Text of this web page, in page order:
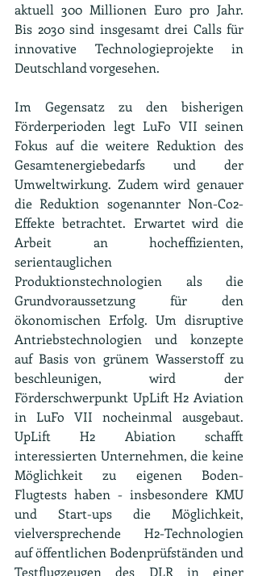
aktuell 300 Millionen Euro pro Jahr.
Bis 2030 sind insgesamt drei Calls für
innovative Technologieprojekte in
Deutschland vorgesehen.
Im Gegensatz zu den bisherigen
Förderperioden legt LuFo VII seinen
Fokus auf die weitere Reduktion des
Gesamtenergiebedarfs und der
Umweltwirkung. Zudem wird genauer
die Reduktion sogenannter Non-Co2-
Effekte betrachtet. Erwartet wird die
Arbeit an hocheffizienten,
serientauglichen
Produktionstechnologien als die
Grundvoraussetzung für den
ökonomischen Erfolg. Um disruptive
Antriebstechnologien und konzepte
auf Basis von grünem Wasserstoff zu
beschleunigen, wird der
Förderschwerpunkt UpLift H2 Aviation
in LuFo VII nocheinmal ausgebaut.
UpLift H2 Abiation schafft
interessierten Unternehmen, die keine
Möglichkeit zu eigenen Boden-
Flugtests haben - insbesondere KMU
und Start-ups die Möglichkeit,
vielversprechende H2-Technologien
auf öffentlichen Bodenprüfständen und
Testflugzeugen des DLR in einer